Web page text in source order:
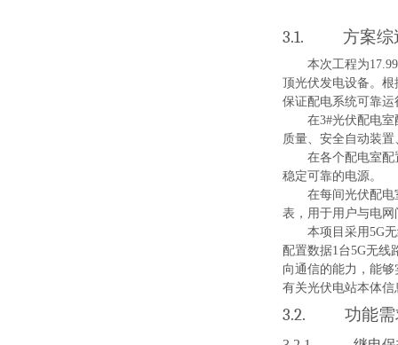
3.1. 方案综
本次工程为
顶光伏发电设备。
保证配电系统可靠运
在3#光伏配电室
质量、 安全自动装置
在各个配电室配
稳定可靠的电源。
在每间光伏配
表，用于用户与电
本项目 采用5G
配置数据1台5G无线
向通信的能力，能
有关光伏电站本体
3.2. 功能